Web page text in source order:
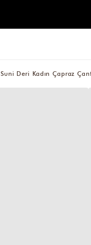
Suni Deri Kadın Çapraz